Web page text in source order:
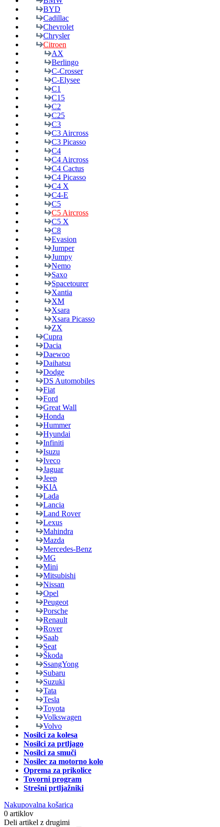
BYD
Cadillac
Chevrolet
Chrysler
Citroen
AX
Berlingo
C-Crosser
C-Elysee
C1
C15
C2
C25
C3
C3 Aircross
C3 Picasso
C4
C4 Aircross
C4 Cactus
C4 Picasso
C4 X
C4-E
C5
C5 Aircross
C5 X
C8
Evasion
Jumper
Jumpy
Nemo
Saxo
Spacetourer
Xantia
XM
Xsara
Xsara Picasso
ZX
Cupra
Dacia
Daewoo
Daihatsu
Dodge
DS Automobiles
Fiat
Ford
Great Wall
Honda
Hummer
Hyundai
Infiniti
Isuzu
Iveco
Jaguar
Jeep
KIA
Lada
Lancia
Land Rover
Lexus
Mahindra
Mazda
Mercedes-Benz
MG
Mini
Mitsubishi
Nissan
Opel
Peugeot
Porsche
Renault
Rover
Saab
Seat
Škoda
SsangYong
Subaru
Suzuki
Tata
Tesla
Toyota
Volkswagen
Volvo
Nosilci za kolesa
Nosilci za prtljago
Nosilci za smuči
Nosilec za motorno kolo
Oprema za prikolice
Tovorni program
Strešni prtljažniki
Nakupovalna košarica
0 artiklov
Deli artikel z drugimi